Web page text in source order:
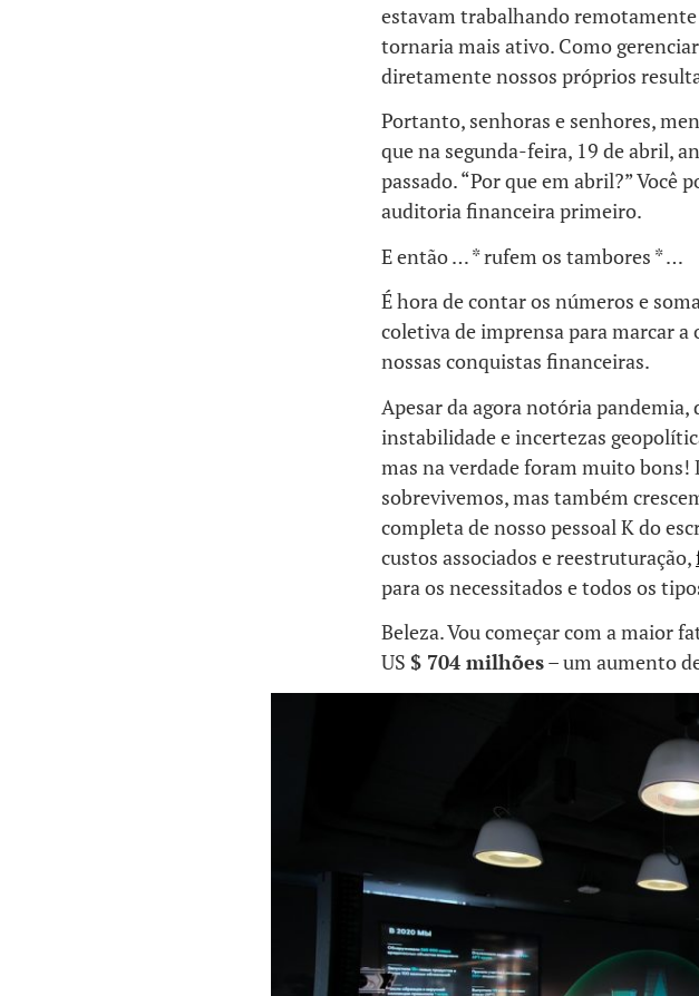
estavam trabalhando
tornaria mais ativo. Como
diretamente nossos próprios
Portanto, senhoras e senhores,
que na segunda-feira, 19 de abril,
passado. “Por que em abril?” Você
auditoria financeira primeiro.
E então … * rufem os tambores * …
É hora de contar os números e
coletiva de imprensa para marcar
nossas conquistas financeiras.
Apesar da agora notória pandemia,
instabilidade e incertezas
mas na verdade foram muito bons!
sobrevivemos, mas também
completa de nosso pessoal K do
custos associados e reestruturação,
para os necessitados e todos os
Beleza. Vou começar com a maior
US $ 704 milhões– um aumento